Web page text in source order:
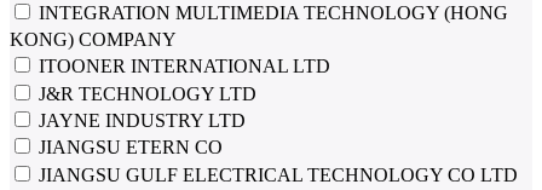
INTEGRATION MULTIMEDIA TECHNOLOGY (HONG
KONG) COMPANY
ITOONER INTERNATIONAL LTD
J&R TECHNOLOGY LTD
JAYNE INDUSTRY LTD
JIANGSU ETERN CO
JIANGSU GULF ELECTRICAL TECHNOLOGY CO LTD